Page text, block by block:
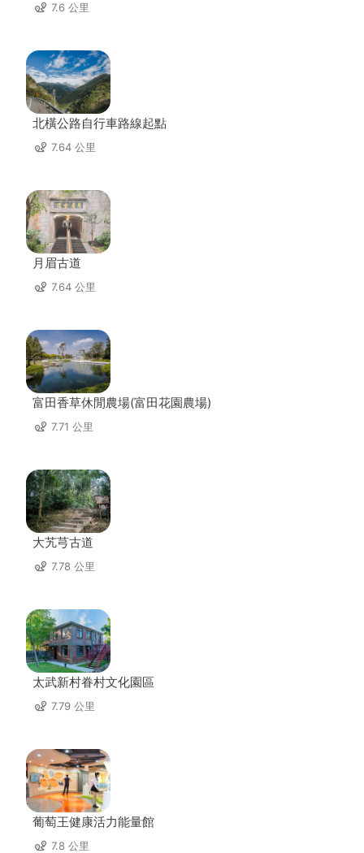
7.6 公里
北橫公路自行車路線起點
7.64 公里
月眉古道
7.64 公里
富田香草休閒農場(富田花園農場)
7.71 公里
大艽芎古道
7.78 公里
太武新村眷村文化園區
7.79 公里
葡萄王健康活力能量館
7.8 公里